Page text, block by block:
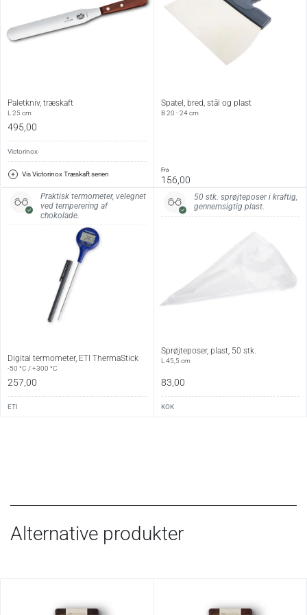
Paletkniv, træskaft
L 25 cm
495,00
Victorinox
Vis Victorinox Træskaft serien
Spatel, bred, stål og plast
B 20 - 24 cm
fra
156,00
Praktisk termometer, velegnet
ved temperering af
chokolade.
Digital termometer, ETI ThermaStick
-50 °C / +300 °C
257,00
ETI
50 stk. sprøjteposer i kraftig,
gennemsigtig plast.
Sprøjteposer, plast, 50 stk.
L 45,5 cm
83,00
KOK
Alternative produkter